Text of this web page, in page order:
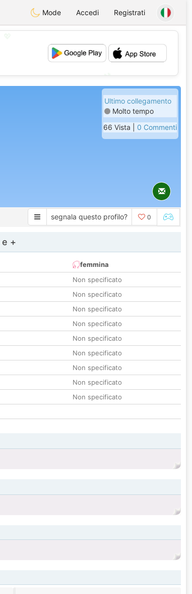
Mode Accedi Registrati
Ultimo collegamento
Molto tempo
66 Vista | 0 Commenti
segnala questo profilo? 0
e +
femmina
Non specificato
Non specificato
Non specificato
Non specificato
Non specificato
Non specificato
Non specificato
Non specificato
Non specificato